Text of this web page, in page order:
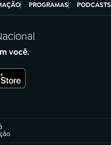
PROGRAMAS PODCASTS
você.